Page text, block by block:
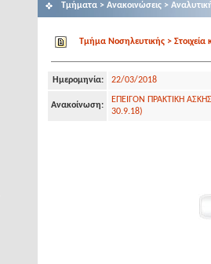
Τμήματα > Ανακοινώσεις >
Τμήμα Νοσηλευτικής > Στοιχεία
Ημερομηνία: 22/03/2018
Ανακοίνωση:
ΕΠΕΙΓΟΝ ΠΡΑΚΤΙΚΗ
30.9.18)